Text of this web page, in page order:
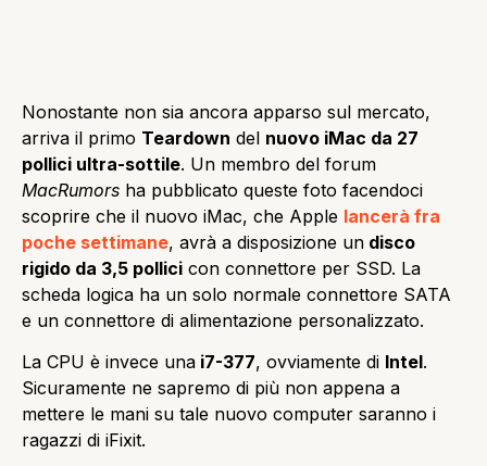
Nonostante non sia ancora apparso sul mercato,
arriva il primo Teardown del nuovo iMac da 27
pollici ultra-sottile. Un membro del forum
MacRumors ha pubblicato queste foto facendoci
scoprire che il nuovo iMac, che Apple lancerà fra
poche settimane, avrà a disposizione un disco
rigido da 3,5 pollici con connettore per SSD. La
scheda logica ha un solo normale connettore SATA
e un connettore di alimentazione personalizzato.
La CPU è invece una i7-377, ovviamente di Intel.
Sicuramente ne sapremo di più non appena a
mettere le mani su tale nuovo computer saranno i
ragazzi di iFixit.